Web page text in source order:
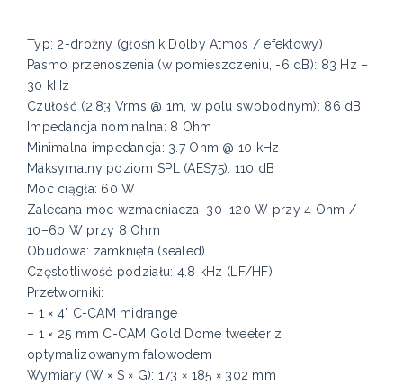
Typ: 2-drożny (głośnik Dolby Atmos / efektowy)
Pasmo przenoszenia (w pomieszczeniu, -6 dB): 83 Hz –
30 kHz
Czułość (2.83 Vrms @ 1m, w polu swobodnym): 86 dB
Impedancja nominalna: 8 Ohm
Minimalna impedancja: 3.7 Ohm @ 10 kHz
Maksymalny poziom SPL (AES75): 110 dB
Moc ciągła: 60 W
Zalecana moc wzmacniacza: 30–120 W przy 4 Ohm /
10–60 W przy 8 Ohm
Obudowa: zamknięta (sealed)
Częstotliwość podziału: 4.8 kHz (LF/HF)
Przetworniki:
– 1 × 4" C-CAM midrange
– 1 × 25 mm C-CAM Gold Dome tweeter z
optymalizowanym falowodem
Wymiary (W × S × G): 173 × 185 × 302 mm